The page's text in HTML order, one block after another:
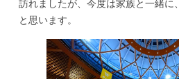
訪れましたが、今度は家族と一緒に
と思います。